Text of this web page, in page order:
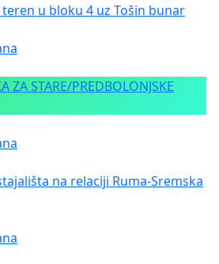
u bloku 4 uz Tošin bunar
ZA STARE/PREDBOLONJSKE
na relaciji Ruma-Sremska